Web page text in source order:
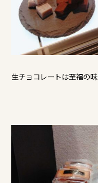
生チョコレートは至福の味